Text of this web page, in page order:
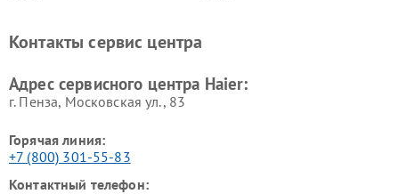
Ремонт роботов-пылесосов
Ремонт посудомоечных
Контакты сервис центра
Адрес сервисного центра Haier:
г. Пенза, Московская ул., 83
Горячая линия:
+7 (800) 301-55-83
Контактный телефон: